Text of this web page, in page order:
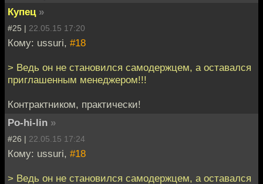
Купец »
#25 | 22.05.15 17:20
Кому: ussuri, #18
> Ведь он не становился самодержцем, а оставался
приглашенным менеджером!!!
Контрактником, практически!
Po-hi-lin »
#26 | 22.05.15 17:24
Кому: ussuri, #18
> Ведь он не становился самодержцем, а оставался